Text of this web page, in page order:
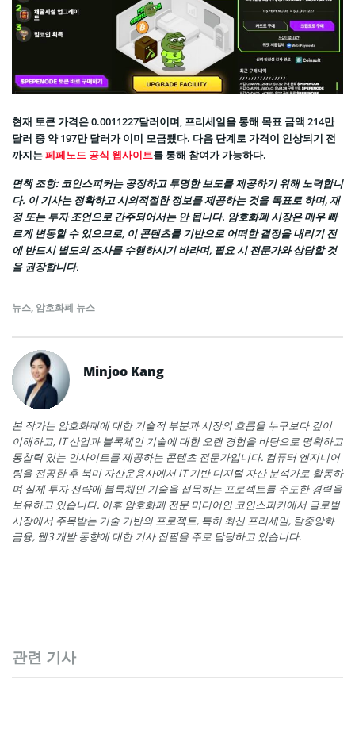
현재 토큰 가격은 0.0011227달러이며, 프리세일을 통해 목표 금액 214만
달러 중 약 197만 달러가 이미 모금됐다. 다음 단계로 가격이 인상되기 전
까지는페페노드 공식 웹사이트를 통해 참여가 가능하다.
면책 조항:코인스피커는 공정하고 투명한 보도를 제공하기 위해 노력합니
다. 이 기사는 정확하고 시의적절한 정보를 제공하는 것을 목표로 하며, 재
정 또는 투자 조언으로 간주되어서는 안 됩니다. 암호화폐 시장은 매우 빠
르게 변동할 수 있으므로, 이 콘텐츠를 기반으로 어떠한 결정을 내리기 전
에 반드시 별도의 조사를 수행하시기 바라며, 필요 시 전문가와 상담할 것
을 권장합니다.
뉴스, 암호화폐 뉴스
Minjoo Kang
본 작가는 암호화폐에 대한 기술적 부분과 시장의 흐름을 누구보다 깊이
이해하고, IT 산업과 블록체인 기술에 대한 오랜 경험을 바탕으로 명확하고
통찰력 있는 인사이트를 제공하는 콘텐츠 전문가입니다. 컴퓨터 엔지니어
링을 전공한 후 북미 자산운용사에서 IT 기반 디지털 자산 분석가로 활동하
며 실제 투자 전략에 블록체인 기술을 접목하는 프로젝트를 주도한 경력을
보유하고 있습니다. 이후 암호화페 전문 미디어인 코인스피커에서 글로벌
시장에서 주목받는 기술 기반의 프로젝트, 특히 최신 프리세일, 탈중앙화
금융, 웹3 개발 동향에 대한 기사 집필을 주로 담당하고 있습니다.
관련 기사